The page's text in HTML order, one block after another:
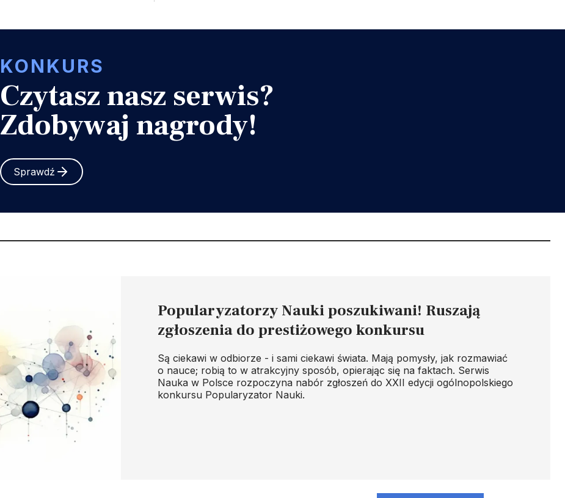
KONKURS
Czytasz nasz serwis?
Zdobywaj nagrody!
Sprawdź
Popularyzatorzy Nauki poszukiwani! Ruszają
zgłoszenia do prestiżowego konkursu
Są ciekawi w odbiorze - i sami ciekawi świata. Mają pomysły, jak rozmawiać
o nauce; robią to w atrakcyjny sposób, opierając się na faktach. Serwis
Nauka w Polsce rozpoczyna nabór zgłoszeń do XXII edycji ogólnopolskiego
konkursu Popularyzator Nauki.